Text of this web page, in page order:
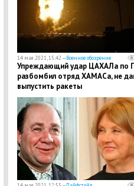
14 мая 2021, 15:42 —Военное обозрение
Упреждающий удар ЦАХАЛа по
разбомбил отряд ХАМАСа, не
выпустить ракеты